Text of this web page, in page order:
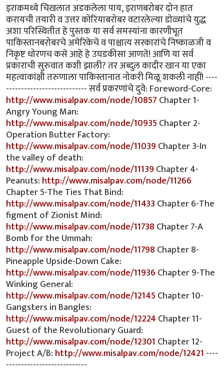
http://www.misalpav.com/node/10857Chapter 1-
Angry Young Man:
http://www.misalpav.com/node/10935Chapter 2-
Operation Butter Factory:
http://www.misalpav.com/node/11039Chapter 3-In
the valley of death:
http://www.misalpav.com/node/11139Chapter 4-
Peanuts:http://www.misalpav.com/node/11266
Chapter 5-The Ties That Bind:
http://www.misalpav.com/node/11433Chapter 6-The
figment of Zionist Mind:
http://www.misalpav.com/node/11738Chapter 7-A
Bomb for the Ummah:
http://www.misalpav.com/node/11798Chapter 8-
Pineapple Upside-Down Cake:
http://www.misalpav.com/node/11936Chapter 9-The
Winking General:
http://www.misalpav.com/node/12145Chapter 10-
Gangsters in Bangles:
http://www.misalpav.com/node/12224Chapter 11-
Guest of the Revolutionary Guard:
http://www.misalpav.com/node/12301 Chapter 12-
Project A/B:http://www.misalpav.com/node/12421 ----
---------------------------